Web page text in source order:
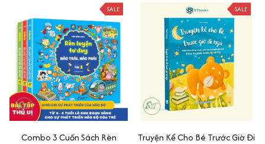
SALE
Combo 3 Cuốn Sách Rèn
SALE
Truyện Kể Cho Bé Trước Giờ Đi